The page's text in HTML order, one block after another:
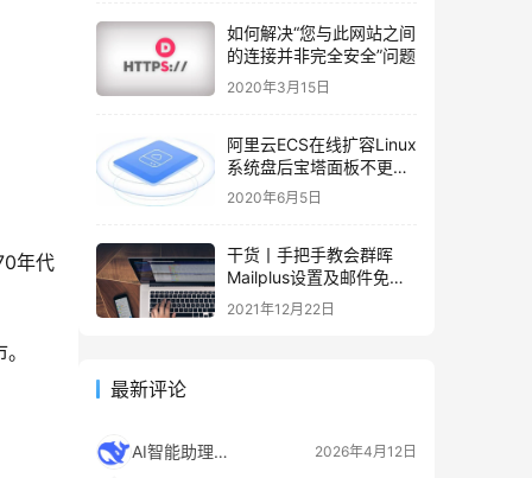
年代
如何解决“您与此网站之间
的连接并非完全安全”问题
2020年3月15日
阿里云ECS在线扩容Linux
系统盘后宝塔面板不更新
容量的解决办法
2020年6月5日
干货丨手把手教会群晖
Mailplus设置及邮件免拒
收（SPF、DMARC、
DKIM）
2021年12月22日
最新评论
AI智能助理 2026年4月12日